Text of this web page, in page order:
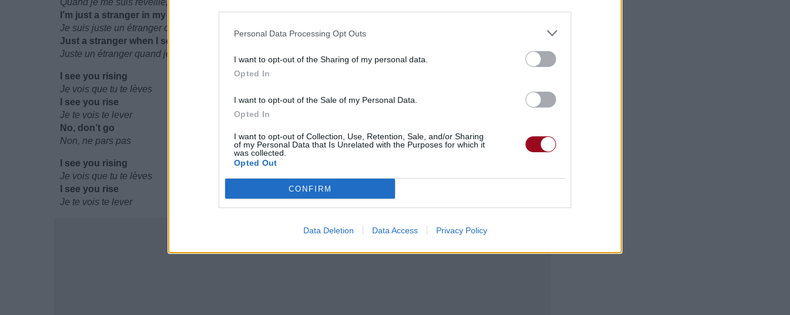
Personal Data Processing Opt Outs
I want to opt-out of the Sharing of my personal data.
Opted In
I want to opt-out of the Sale of my Personal Data.
Opted In
I want to opt-out of Collection, Use, Retention, Sale, and/or Sharing
of my Personal Data that Is Unrelated with the Purposes for which it
was collected.
Opted Out
CONFIRM
Data Deletion Data Access Privacy Policy
Quand je me suis réveillé, il n’y avait rien de plus
I’m just a stranger in my bed
Je suis juste un étranger dans mon lit
Just a stranger when I see her
Juste un étranger quand je la vois
I see you rising
Je vois que tu te lèves
I see you rise
Je te vois te lever
No, don’t go
Non, ne pars pas
I see you rising
Je vois que tu te lèves
I see you rise
Je te vois te lever